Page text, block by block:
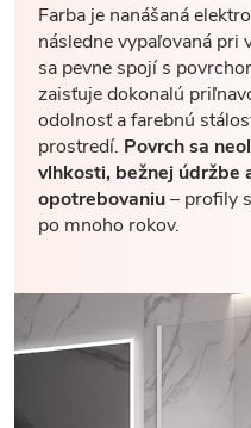
Farba je nanášaná
následne vypaľovaná pri
sa pevne spojí s
zaisťuje dokonalú
odolnosť a farebnú
prostredí. Povrch sa
vlhkosti, bežnej údržbe
opotrebovaniu– profily
po mnoho rokov.